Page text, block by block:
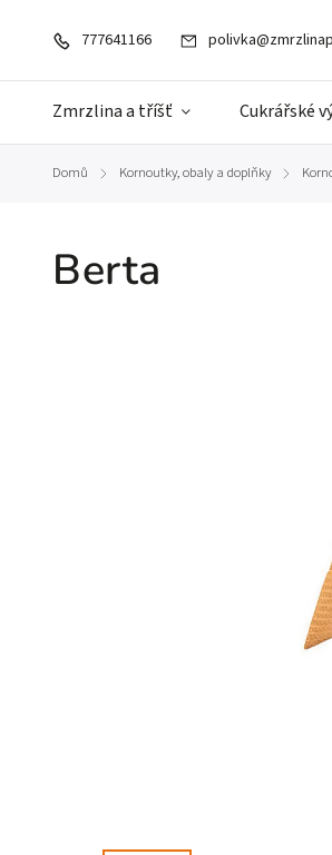
777641166
Zmrzlina a tříšť Cukrářské
Domů / Kornoutky, obaly a doplňky /
Berta